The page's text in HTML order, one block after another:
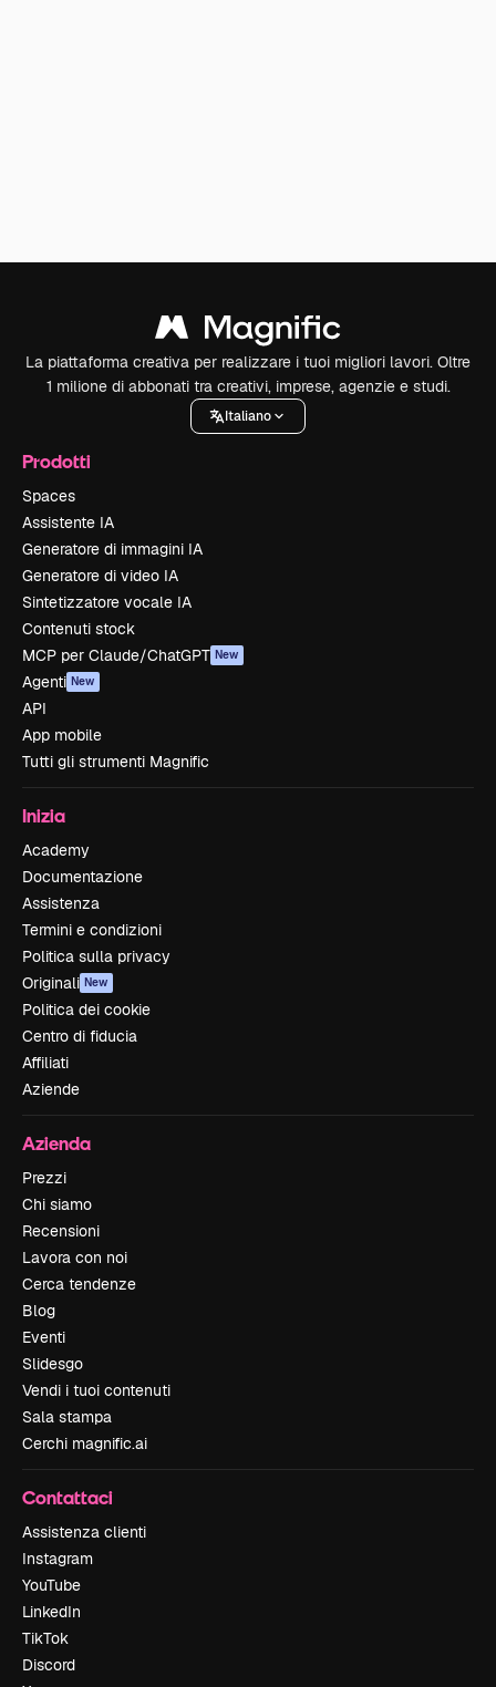
La piattaforma creativa per realizzare i tuoi migliori lavori. Oltre
1 milione di abbonati tra creativi, imprese, agenzie e studi.
Italiano
Prodotti
Spaces
Assistente IA
Generatore di immagini IA
Generatore di video IA
Sintetizzatore vocale IA
Contenuti stock
MCP per Claude/ChatGPT New
Agenti New
API
App mobile
Tutti gli strumenti Magnific
Inizia
Academy
Documentazione
Assistenza
Termini e condizioni
Politica sulla privacy
Originali New
Politica dei cookie
Centro di fiducia
Affiliati
Aziende
Azienda
Prezzi
Chi siamo
Recensioni
Lavora con noi
Cerca tendenze
Blog
Eventi
Slidesgo
Vendi i tuoi contenuti
Sala stampa
Cerchi magnific.ai
Contattaci
Assistenza clienti
Instagram
YouTube
LinkedIn
TikTok
Discord